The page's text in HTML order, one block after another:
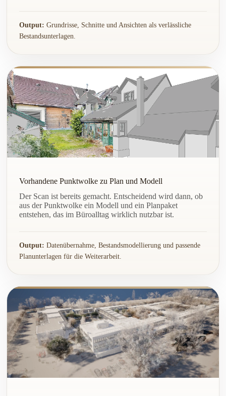
Output: Grundrisse, Schnitte und Ansichten als verlässliche
Bestandsunterlagen.
Vorhandene Punktwolke zu Plan und Modell
Der Scan ist bereits gemacht. Entscheidend wird dann, ob
aus der Punktwolke ein Modell und ein Planpaket
entstehen, das im Büroalltag wirklich nutzbar ist.
Output: Datenübernahme, Bestandsmodellierung und passende
Planunterlagen für die Weiterarbeit.